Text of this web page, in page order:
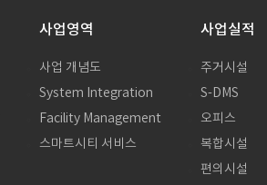
사업영역
사업 개념도
System Integration
Facility Management
스마트시티 서비스
사업실적
주거시설
S-DMS
오피스
복합시설
편의시설